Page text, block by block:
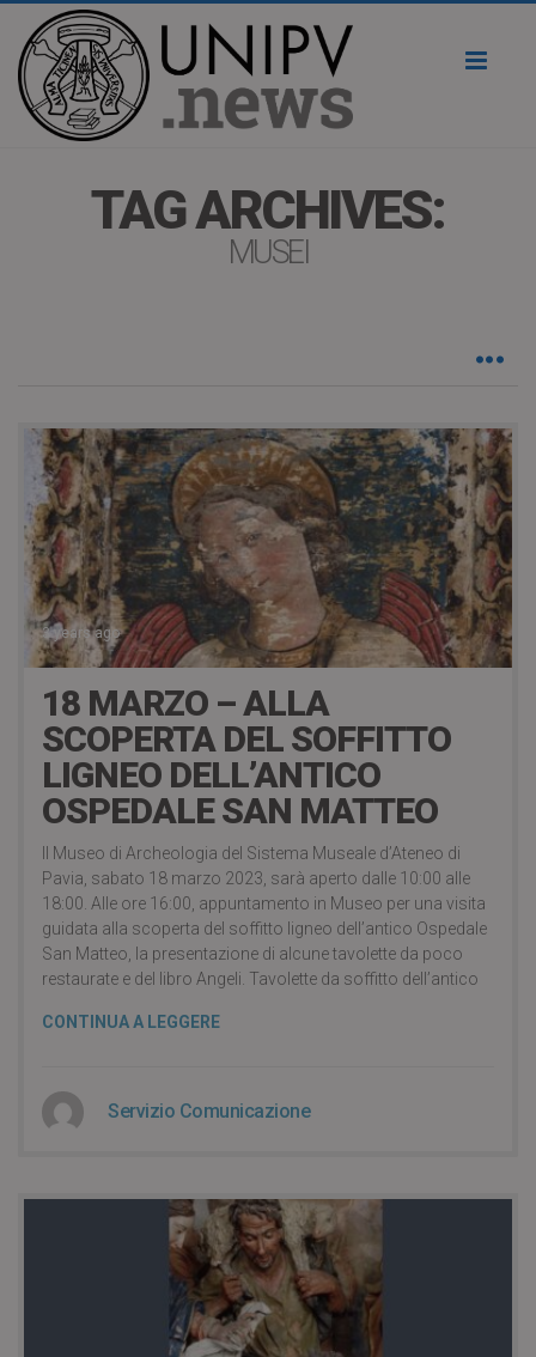
TAG ARCHIVES:
MUSEI
3 years ago
18 MARZO – ALLA
SCOPERTA DEL SOFFITTO
LIGNEO DELL’ANTICO
OSPEDALE SAN MATTEO
Il Museo di Archeologia del Sistema Museale d’Ateneo di
Pavia, sabato 18 marzo 2023, sarà aperto dalle 10:00 alle
18:00. Alle ore 16:00, appuntamento in Museo per una visita
guidata alla scoperta del soffitto ligneo dell’antico Ospedale
San Matteo, la presentazione di alcune tavolette da poco
restaurate e del libro Angeli. Tavolette da soffitto dell’antico
CONTINUA A LEGGERE
Servizio Comunicazione